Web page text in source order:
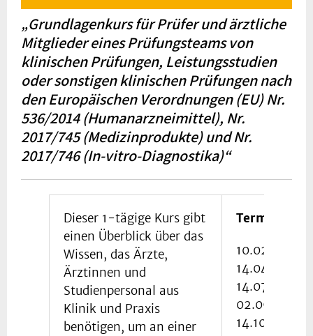
„Grundlagenkurs für Prüfer und ärztliche
Mitglieder eines Prüfungsteams von
klinischen Prüfungen, Leistungsstudien
oder sonstigen klinischen Prüfungen nach
den Europäischen Verordnungen (EU) Nr.
536/2014 (Humanarzneimittel), Nr.
2017/745 (Medizinprodukte) und Nr.
2017/746 (In-vitro-Diagnostika)“
Dieser 1-tägige Kurs gibt
einen Überblick über das
Wissen, das Ärzte,
Ärztinnen und
Studienpersonal aus
Klinik und Praxis
benötigen, um an einer
Termine
10.02.2026
14.04.2026
14.07.2026
02.09.2026
14.10.2026